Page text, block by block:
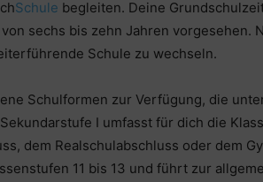
Schule begleiten. Deine
sechs bis zehn Jahren vorgesehen.
Schule zu wechseln.
Schulformen zur Verfügung, die
I umfasst für dich die
dem Realschulabschluss oder dem
11 bis 13 und führt zur